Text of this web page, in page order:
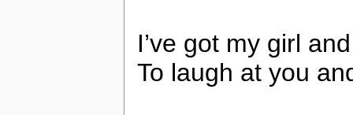
I’ve got my girl
To laugh at you